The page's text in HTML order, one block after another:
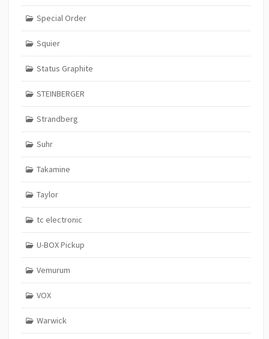
Special Order
Squier
Status Graphite
STEINBERGER
Strandberg
Suhr
Takamine
Taylor
tc electronic
U-BOX Pickup
Vemurum
VOX
Warwick